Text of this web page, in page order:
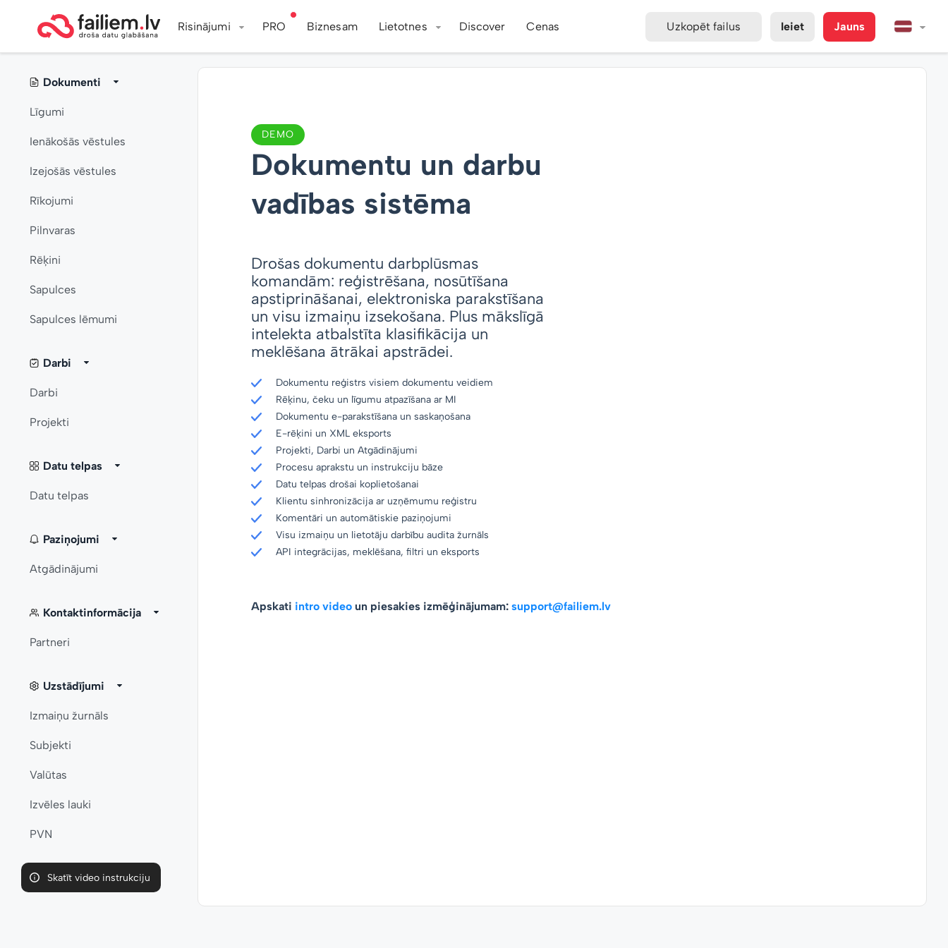
Risinājumi PRO Biznesam Lietotnes Discover Cenas Uzkopēt failus Ieiet Jauns
Dokumenti
Līgumi
Ienākošās vēstules
Izejošās vēstules
Rīkojumi
Pilnvaras
Rēķini
Sapulces
Sapulces lēmumi
Darbi
Darbi
Projekti
Datu telpas
Datu telpas
Paziņojumi
Atgādinājumi
Kontaktinformācija
Partneri
Uzstādījumi
Izmaiņu žurnāls
Subjekti
Valūtas
Izvēles lauki
PVN
Skatīt video instrukciju
DEMO
Dokumentu un darbu
vadības sistēma
Drošas dokumentu darbplūsmas
komandām: reģistrēšana, nosūtīšana
apstiprināšanai, elektroniska parakstīšana
un visu izmaiņu izsekošana. Plus mākslīgā
intelekta atbalstīta klasifikācija un
meklēšana ātrākai apstrādei.
Dokumentu reģistrs visiem dokumentu veidiem
Rēķinu, čeku un līgumu atpazīšana ar MI
Dokumentu e-parakstīšana un saskaņošana
E-rēķini un XML eksports
Projekti, Darbi un Atgādinājumi
Procesu aprakstu un instrukciju bāze
Datu telpas drošai koplietošanai
Klientu sinhronizācija ar uzņēmumu reģistru
Komentāri un automātiskie paziņojumi
Visu izmaiņu un lietotāju darbību audita žurnāls
API integrācijas, meklēšana, filtri un eksports
Apskati intro video un piesakies izmēģinājumam: support@failiem.lv